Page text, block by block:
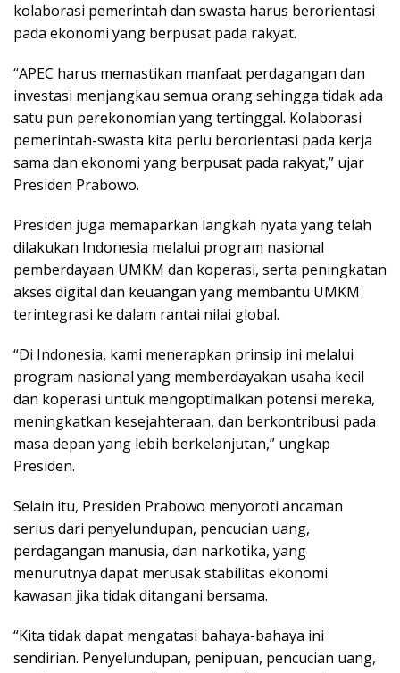
kolaborasi pemerintah dan swasta harus berorientasi
pada ekonomi yang berpusat pada rakyat.
“APEC harus memastikan manfaat perdagangan dan
investasi menjangkau semua orang sehingga tidak ada
satu pun perekonomian yang tertinggal. Kolaborasi
pemerintah-swasta kita perlu berorientasi pada kerja
sama dan ekonomi yang berpusat pada rakyat,” ujar
Presiden Prabowo.
Presiden juga memaparkan langkah nyata yang telah
dilakukan Indonesia melalui program nasional
pemberdayaan UMKM dan koperasi, serta peningkatan
akses digital dan keuangan yang membantu UMKM
terintegrasi ke dalam rantai nilai global.
“Di Indonesia, kami menerapkan prinsip ini melalui
program nasional yang memberdayakan usaha kecil
dan koperasi untuk mengoptimalkan potensi mereka,
meningkatkan kesejahteraan, dan berkontribusi pada
masa depan yang lebih berkelanjutan,” ungkap
Presiden.
Selain itu, Presiden Prabowo menyoroti ancaman
serius dari penyelundupan, pencucian uang,
perdagangan manusia, dan narkotika, yang
menurutnya dapat merusak stabilitas ekonomi
kawasan jika tidak ditangani bersama.
“Kita tidak dapat mengatasi bahaya-bahaya ini
sendirian. Penyelundupan, penipuan, pencucian uang,